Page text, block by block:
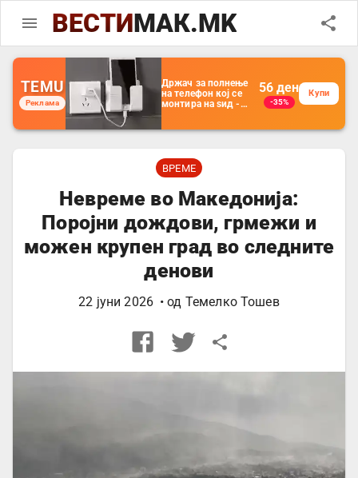
ВЕСТИМАК.MK
TEMU
Реклама
Држач за полнење
на телефон кој се
монтира на ѕид -
организатор за
далечински
управувач
56 ден
-35%
Купи
ВРЕМЕ
Невреме во Македонија:
Поројни дождови, грмежи и
можен крупен град во следните
денови
22 јуни 2026 • од Темелко Тошев